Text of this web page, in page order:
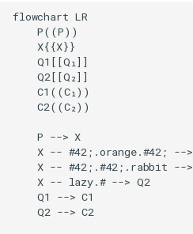
flowchart LR
    P((P))
    X{{X}}
    Q1[[Q₁]]
    Q2[[Q₂]]
    C1((C₁))
    C2((C₂))
    P --> X
X -- #42;.orange.#42; --
X -- #42;.#42;.rabbit --
    X -- lazy.# --> Q2
    Q1 --> C1
    Q2 --> C2